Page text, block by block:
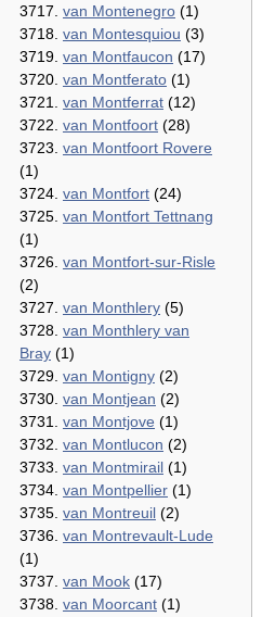
3717. van Montenegro (1)
3718. van Montesquiou (3)
3719. van Montfaucon (17)
3720. van Montferato (1)
3721. van Montferrat (12)
3722. van Montfoort (28)
3723. van Montfoort Rovere
(1)
3724. van Montfort (24)
3725. van Montfort Tettnang
(1)
3726. van Montfort-sur-Risle
(2)
3727. van Monthlery (5)
3728. van Monthlery van
Bray (1)
3729. van Montigny (2)
3730. van Montjean (2)
3731. van Montjove (1)
3732. van Montlucon (2)
3733. van Montmirail (1)
3734. van Montpellier (1)
3735. van Montreuil (2)
3736. van Montrevault-Lude
(1)
3737. van Mook (17)
3738. van Moorcant (1)